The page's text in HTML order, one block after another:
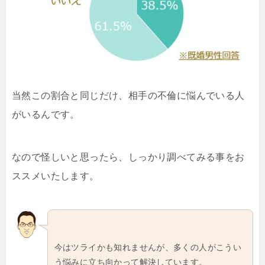
当然この割合と同じだけ、相手の不倫に悩んでいる人
がいるんです。
なので怪しいと思ったら、しっかり調べてみる事をお
ススメいたします。
今はツライかも知れませんが、多くの人がこうい
う悩みに立ち向かって解決しています。